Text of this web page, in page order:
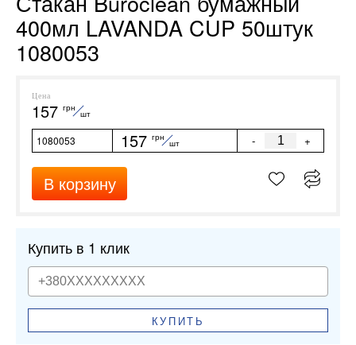
400мл LAVANDA CUP 50штук
1080053
Цена
157 грн
шт
1080053 157 грн
шт - +
В корзину
Купить в 1 клик
КУПИТЬ